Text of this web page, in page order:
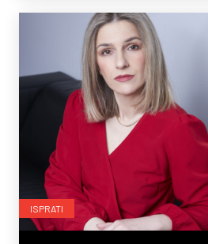
ISPRATI